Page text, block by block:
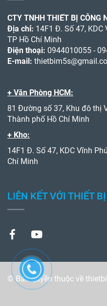
CTY TNHH THIẾT BỊ CÔNG
Địa chỉ: 14F1 Đ. Số 47, KDC
TP Hồ Chí Minh
Điện thoại: 0944010055 -
E-mail:
+ Văn Phòng HCM:
81 Đường số 37, Khu đô thị
Thành phố Hồ Chí Minh
+ Kho:
14F1 Đ. Số 47, KDC Vĩnh
Chí Minh
LIÊN KẾT VỚI THIẾT
© Bản quyền thuộc về